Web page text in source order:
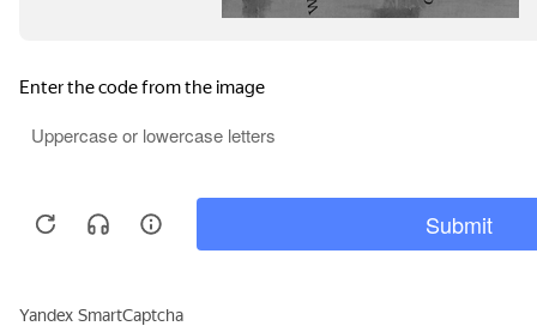
Продолжая пользоваться сайтом, вы соглашаетесь с